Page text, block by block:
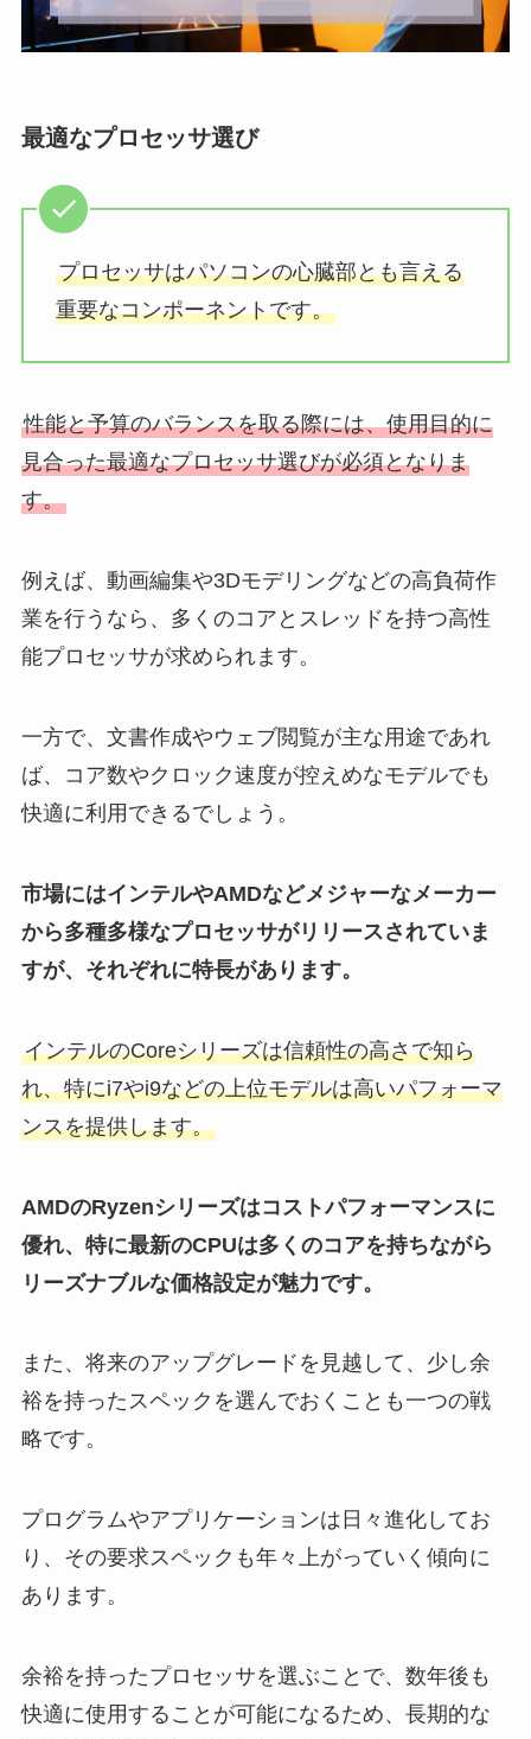
最適なプロセッサ選び
プロセッサはパソコンの心臓部とも言える
重要なコンポーネントです。
性能と予算のバランスを取る際には、使用目的に
見合った最適なプロセッサ選びが必須となりま
す。
例えば、動画編集や3Dモデリングなどの高負荷作
業を行うなら、多くのコアとスレッドを持つ高性
能プロセッサが求められます。
一方で、文書作成やウェブ閲覧が主な用途であれ
ば、コア数やクロック速度が控えめなモデルでも
快適に利用できるでしょう。
市場にはインテルやAMDなどメジャーなメーカー
から多種多様なプロセッサがリリースされていま
すが、それぞれに特長があります。
インテルのCoreシリーズは信頼性の高さで知ら
れ、特にi7やi9などの上位モデルは高いパフォーマ
ンスを提供します。
AMDのRyzenシリーズはコストパフォーマンスに
優れ、特に最新のCPUは多くのコアを持ちながら
リーズナブルな価格設定が魅力です。
また、将来のアップグレードを見越して、少し余
裕を持ったスペックを選んでおくことも一つの戦
略です。
プログラムやアプリケーションは日々進化してお
り、その要求スペックも年々上がっていく傾向に
あります。
余裕を持ったプロセッサを選ぶことで、数年後も
快適に使用することが可能になるため、長期的な